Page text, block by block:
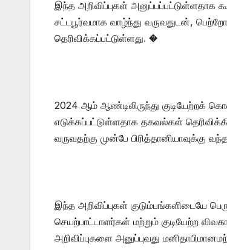
இந்த அறிவிப்புகள் அனுப்பப்பட்டுள்ளதாக
சட்டபூர்வமாக வாழ்ந்து வருவதுடன்,
தெரிவிக்கப்பட்டுள்ளது. �
2024 ஆம் ஆண்டிலிருந்து குடியேற்றக்
எடுக்கப்பட்டுள்ளதாக தகவல்கள்
வருவதற்கு முன்பே பிரித்தானியாவுக்கு
இந்த அறிவிப்புகள் குடும்பங்களிடையே
செயற்பாட்டாளர்கள் மற்றும் குடியேற்ற
அறிவிப்புகளை அனுப்புவது